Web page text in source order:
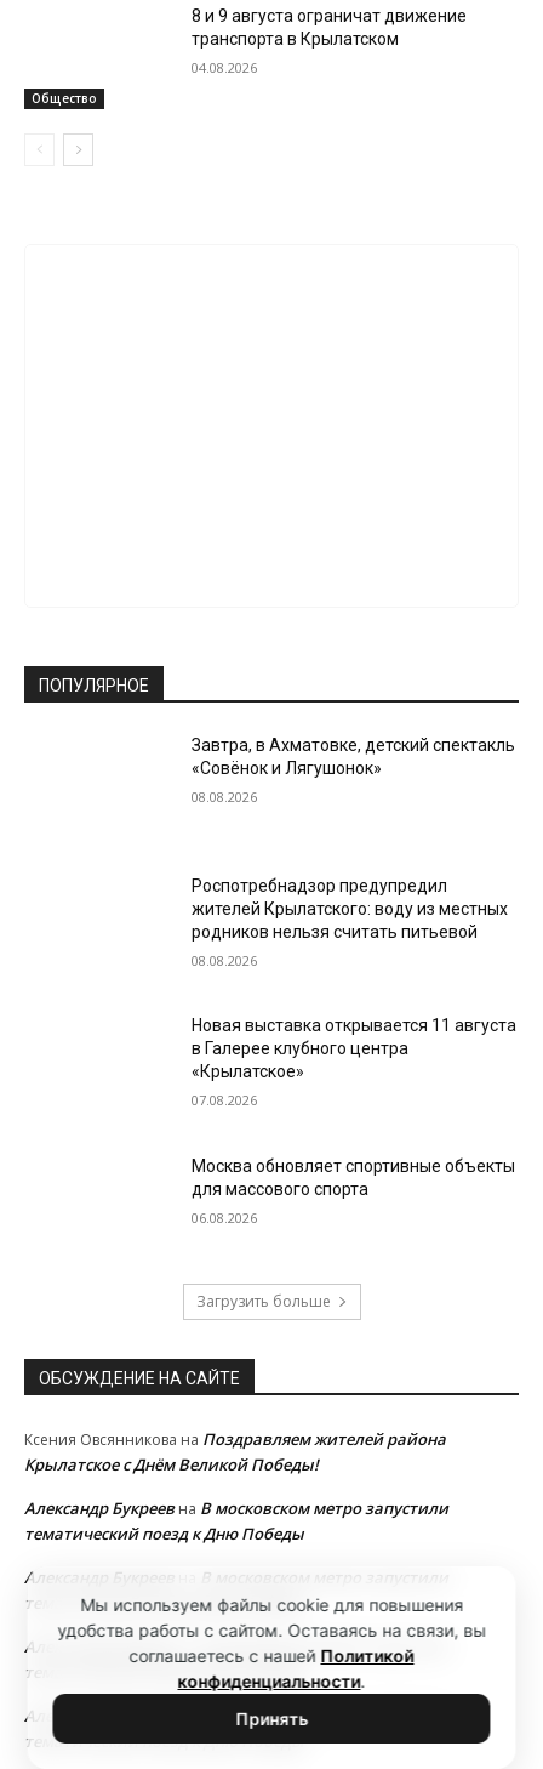
Общество
8 и 9 августа ограничат движение
транспорта в Крылатском
04.08.2026
ПОПУЛЯРНОЕ
Завтра, в Ахматовке, детский спектакль
«Совёнок и Лягушонок»
08.08.2026
Роспотребнадзор предупредил
жителей Крылатского: воду из местных
родников нельзя считать питьевой
08.08.2026
Новая выставка открывается 11 августа
в Галерее клубного центра
«Крылатское»
07.08.2026
Москва обновляет спортивные объекты
для массового спорта
06.08.2026
Загрузить больше
ОБСУЖДЕНИЕ НА САЙТЕ
Ксения Овсянникова на Поздравляем жителей района
Крылатское с Днём Великой Победы!
Александр Букреевна В московском метро запустили
тематический поезд к Дню Победы
Александр Букреев
В московском метро запустили
тематический поезд к Дню Победы
Александр Букреев
В московском метро запустили
тематический поезд к Дню Победы
Александр Букреев
В московском метро запустили
тематический поезд к Дню Победы
Мы используем файлы cookie для повышения
удобства работы с сайтом. Оставаясь на связи, вы
соглашаетесь с нашей Политикой
конфиденциальности.
Принять